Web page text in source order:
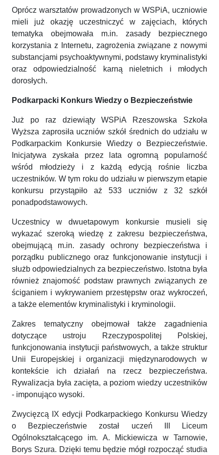
Oprócz warsztatów prowadzonych w WSPiA, uczniowie
mieli już okazję uczestniczyć w zajęciach, których
tematyka obejmowała m.in. zasady bezpiecznego
korzystania z Internetu, zagrożenia związane z nowymi
substancjami psychoaktywnymi, podstawy kryminalistyki
oraz odpowiedzialność karną nieletnich i młodych
dorosłych.
Podkarpacki Konkurs Wiedzy o Bezpieczeństwie
Już po raz dziewiąty WSPiA Rzeszowska Szkoła
Wyższa zaprosiła uczniów szkół średnich do udziału w
Podkarpackim Konkursie Wiedzy o Bezpieczeństwie.
Inicjatywa zyskała przez lata ogromną popularność
wśród młodzieży i z każdą edycją rośnie liczba
uczestników. W tym roku do udziału w pierwszym etapie
konkursu przystąpiło aż 533 uczniów z 32 szkół
ponadpodstawowych.
Uczestnicy w dwuetapowym konkursie musieli się
wykazać szeroką wiedzę z zakresu bezpieczeństwa,
obejmującą m.in. zasady ochrony bezpieczeństwa i
porządku publicznego oraz funkcjonowanie instytucji i
służb odpowiedzialnych za bezpieczeństwo. Istotna była
również znajomość podstaw prawnych związanych ze
ściganiem i wykrywaniem przestępstw oraz wykroczeń,
a także elementów kryminalistyki i kryminologii.
Zakres tematyczny obejmował także zagadnienia
dotyczące ustroju Rzeczypospolitej Polskiej,
funkcjonowania instytucji państwowych, a także struktur
Unii Europejskiej i organizacji międzynarodowych w
kontekście ich działań na rzecz bezpieczeństwa.
Rywalizacja była zacięta, a poziom wiedzy uczestników
- imponująco wysoki.
Zwycięzcą IX edycji Podkarpackiego Konkursu Wiedzy
o Bezpieczeństwie został uczeń III Liceum
Ogólnokształcącego im. A. Mickiewicza w Tarnowie,
Borys Szura. Dzięki temu będzie mógł rozpocząć studia